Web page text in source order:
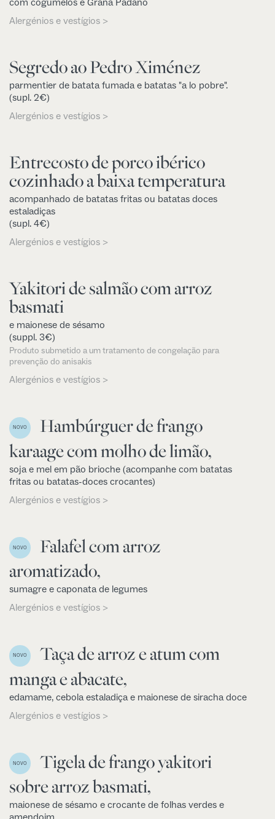
com cogumelos e Grana Padano
Alergénios e vestígios >
Segredo ao Pedro Ximénez
parmentier de batata fumada e batatas "a lo pobre".
(supl. 2€)
Alergénios e vestígios >
Entrecosto de porco ibérico
cozinhado a baixa temperatura
acompanhado de batatas fritas ou batatas doces
estaladiças
(supl. 4€)
Alergénios e vestígios >
Yakitori de salmão com arroz
basmati
e maionese de sésamo
(suppl. 3€)
Produto submetido a um tratamento de congelação para
prevenção do anisakis
Alergénios e vestígios >
NOVO
Hambúrguer de frango
karaage com molho de limão,
soja e mel em pão brioche (acompanhe com batatas
fritas ou batatas-doces crocantes)
Alergénios e vestígios >
NOVO
Falafel com arroz
aromatizado,
sumagre e caponata de legumes
Alergénios e vestígios >
NOVO
Taça de arroz e atum com
manga e abacate,
edamame, cebola estaladiça e maionese de siracha doce
Alergénios e vestígios >
NOVO
Tigela de frango yakitori
sobre arroz basmati,
maionese de sésamo e crocante de folhas verdes e